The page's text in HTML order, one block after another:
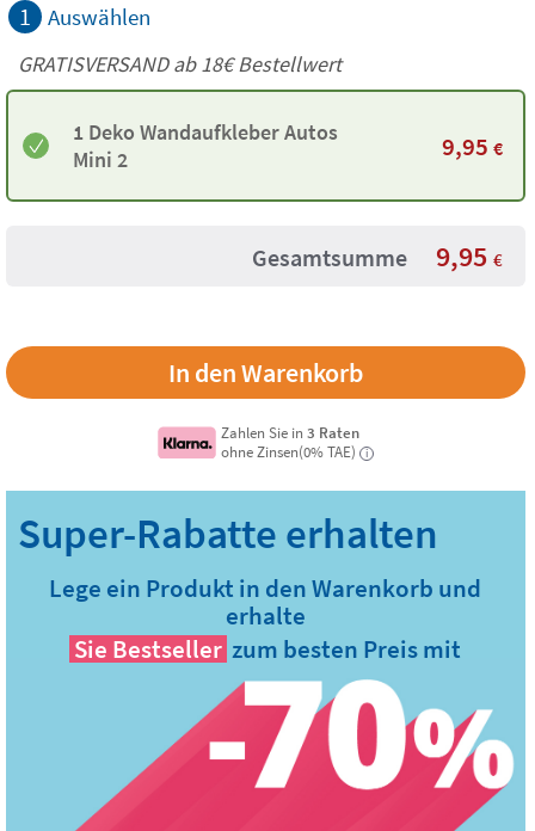
1 Auswählen
GRATISVERSAND ab18€Bestellwert
1 Deko Wandaufkleber Autos
Mini 2
9,95 €
Gesamtsumme 9,95 €
Zahlen Sie in3 Raten
ohne Zinsen(0% TAE)
i
Lege ein Produkt in den Warenkorb und
erhalte
Sie Bestseller zum besten Preis mit